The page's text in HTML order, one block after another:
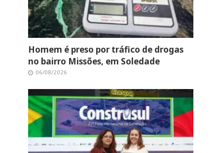
Homem é preso por tráfico de drogas
no bairro Missões, em Soledade
06/08/2026